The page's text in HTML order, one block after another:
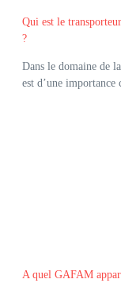
Qui est le
?
Dans le domaine de
est d’une
A quel GAFAM